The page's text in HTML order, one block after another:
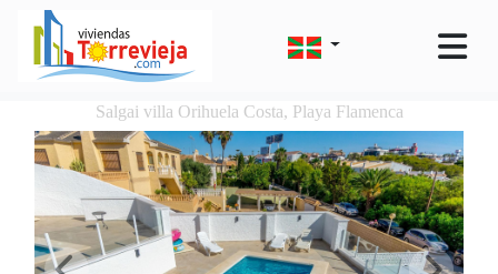
Salgai villa Orihuela Costa, Playa Flamenca